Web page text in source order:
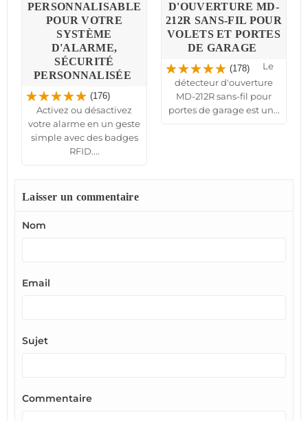
PERSONNALISABLE
POUR VOTRE
SYSTÈME
D'ALARME,
SÉCURITÉ
PERSONNALISÉE
(176)
Activez ou désactivez
votre alarme en un geste
simple avec des badges
RFID....
D'OUVERTURE MD-
212R SANS-FIL POUR
VOLETS ET PORTES
DE GARAGE
(178)
Le
détecteur d'ouverture
MD-212R sans-fil pour
portes de garage est un...
Laisser un commentaire
Nom
Email
Sujet
Commentaire